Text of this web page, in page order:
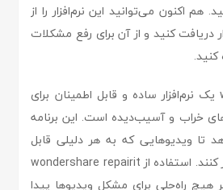
هم اکنون می‌توانید این نرم‌افزار را از
دریافت کنید و از آن برای رفع مشکلات
wondershare repairit یک نرم‌افزار ساده و قابل اطمینان برای
خراب و آسیب‌دیده است. این برنامه
تا ویدیوهایی که به هر دلیلی قابل
پخش نیستند، را تعمیر کنند. استفاده از wondershare repairit
راه‌حلی برای مشکل ویدیوها پیدا